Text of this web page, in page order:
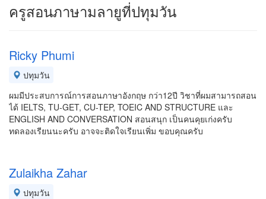
ครูสอนภาษามลายูที่ปทุมวัน
Ricky Phumi
ปทุมวัน
ผมมีประสบการณ์การสอนภาษาอังกฤษ กว่า12ปี วิชาที่ผมสามารถสอน
ได้ IELTS, TU-GET, CU-TEP, TOEIC AND STRUCTURE และ
ENGLISH AND CONVERSATION สอนสนุก เป็นคนคุยเก่งครับ
ทดลองเรียนนะครับ อาจจะติดใจเรียนเพิ่ม ขอบคุณครับ
Zulaikha Zahar
ปทุมวัน